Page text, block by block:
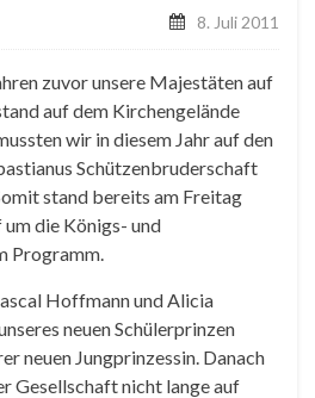
8. Juli 2011
zuvor unsere Majestäten auf
auf dem Kirchengelände
wir in diesem Jahr auf den
Schützenbruderschaft
stand bereits am Freitag
die Königs- und
Programm.
Hoffmann und Alicia
neuen Schülerprinzen
neuen Jungprinzessin. Danach
Gesellschaft nicht lange auf